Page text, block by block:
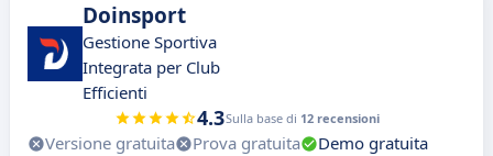
Doinsport
Gestione Sportiva
Integrata per Club
Efficienti
4.3Sulla base di 12 recensioni
Versione gratuita Prova gratuita
Demo gratuita